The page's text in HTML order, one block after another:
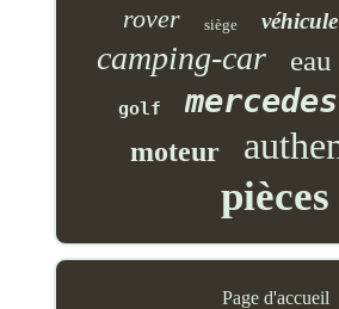
rover siège véhicule
camping-car eau
golf mercedes
moteur
pièces
Page d'accueil